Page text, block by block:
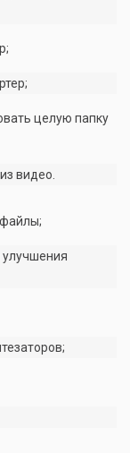
целую папку
видео.